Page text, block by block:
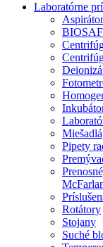
Laboratórne
Miešadlá
Pipety
Rotátory
Stojany
Suché